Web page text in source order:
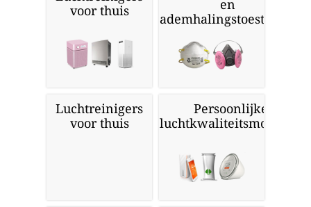
voor thuis
en
ademhalingstoestellen
Luchtreinigers
voor thuis
Persoonlijke
luchtkwaliteitsmonitors